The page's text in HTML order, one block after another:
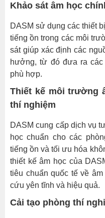
Khảo sát âm học
DASM sử dụng các thiết
tiếng ồn trong các môi
sát giúp xác định các
hưởng, từ đó đưa ra
phù hợp.
Thiết kế môi trường
thí nghiệm
DASM cung cấp dịch vụ
học chuẩn cho các
tiếng ồn và tối ưu hóa
thiết kế âm học của
tiêu chuẩn quốc tế về
cứu yên tĩnh và hiệu quả.
Cải tạo phòng thí